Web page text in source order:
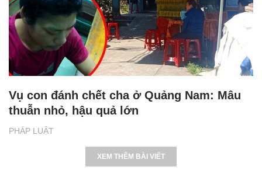
PHÁP LUẬT
Vụ con đánh chết cha ở Quảng Nam: Mâu
thuẫn nhỏ, hậu quả lớn
XEM THÊM BÀI VIẾT